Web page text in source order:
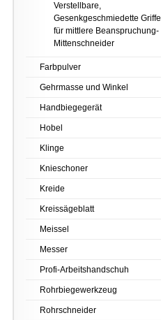
Verstellbare,
Gesenkgeschmiedette Griffe
für mittlere Beanspruchung-
Mittenschneider
Farbpulver
Gehrmasse und Winkel
Handbiegegerät
Hobel
Klinge
Knieschoner
Kreide
Kreissägeblatt
Meissel
Messer
Profi-Arbeitshandschuh
Rohrbiegewerkzeug
Rohrschneider